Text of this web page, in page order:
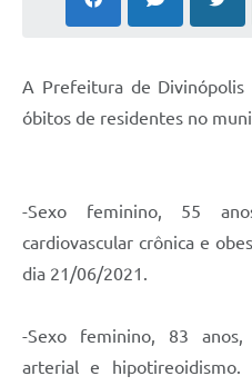
A Prefeitura de
óbitos de residentes no
-Sexo feminino, 55
cardiovascular crônica e
dia 21/06/2021.
-Sexo feminino, 83
arterial e